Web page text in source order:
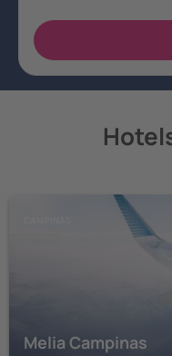
Melia Campinas